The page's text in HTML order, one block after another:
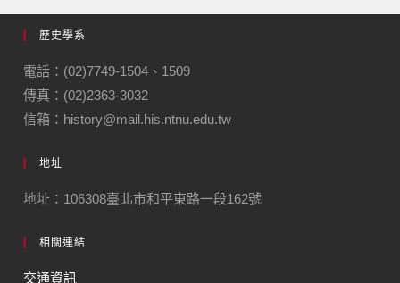
歷史學系
電話：(02)7749-1504、1509
傳真：(02)2363-3032
信箱：history@mail.his.ntnu.edu.tw
地址
地址：106308臺北市和平東路一段162號
相關連結
交通資訊